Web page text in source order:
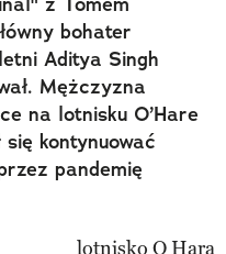
bohater
Aditya Singh
Mężczyzna
na lotnisku O’Hare
kontynuować
pandemię